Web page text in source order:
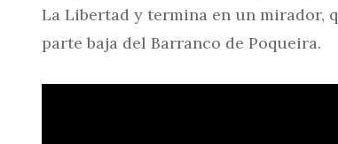
La Libertad y termina en un mirador,
parte baja del Barranco de Poqueira.